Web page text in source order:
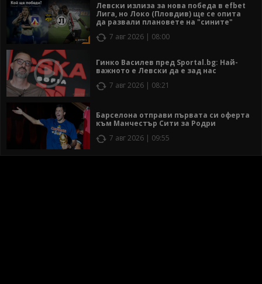
Левски излиза за нова победа в efbet
Лига, но Локо (Пловдив) ще се опита
да развали плановете на "сините"
7 авг 2026 | 08:00
Гинко Василев пред Sportal.bg: Най-
важното е Левски да е зад нас
7 авг 2026 | 08:21
Барселона отправи първата си оферта
към Манчестър Сити за Родри
7 авг 2026 | 09:55